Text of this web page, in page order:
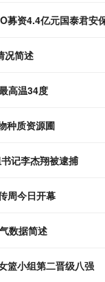
募资4.4亿元国泰君安
况简述
高温34度
种质资源圃
记李杰翔被逮捕
周今日开幕
数据简述
篮小组第二晋级八强